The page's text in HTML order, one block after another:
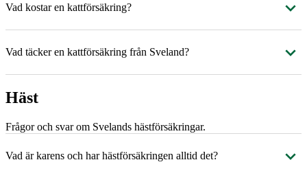
Vad kostar en kattförsäkring?
Vad täcker en kattförsäkring från Sveland?
Häst
Frågor och svar om Svelands hästförsäkringar.
Vad är karens och har hästförsäkringen alltid det?